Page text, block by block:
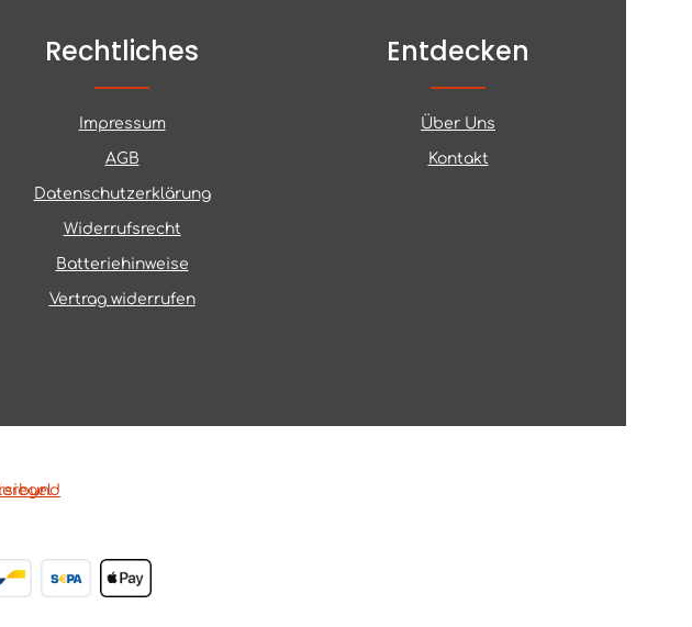
Rechtliches
Impressum
AGB
Datenschutzerklärung
Widerrufsrecht
Batteriehinweise
Vertrag widerrufen
Entdecken
Über Uns
Kontakt